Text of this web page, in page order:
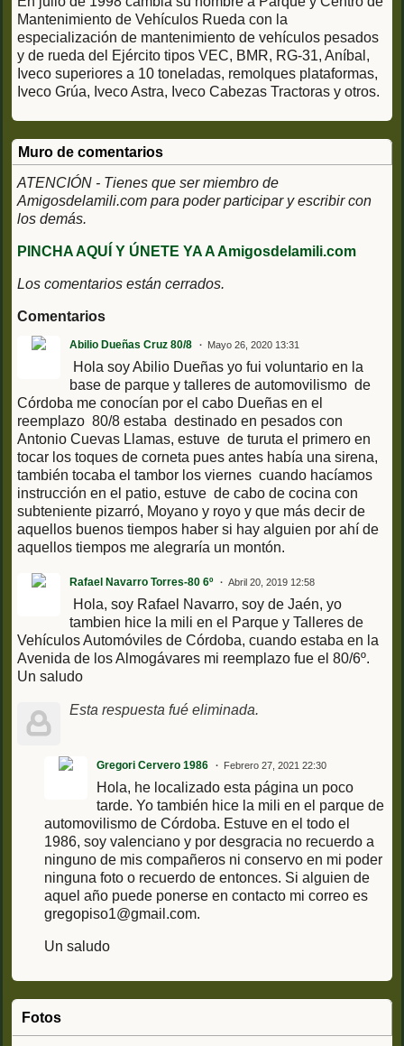
Mantenimiento de Vehículos Rueda con la
especialización de mantenimiento de vehículos pesados
y de rueda del Ejército tipos VEC, BMR, RG-31, Aníbal,
Iveco superiores a 10 toneladas, remolques plataformas,
Iveco Grúa, Iveco Astra, Iveco Cabezas Tractoras y otros.
Muro de comentarios
ATENCIÓN - Tienes que ser miembro de
Amigosdelamili.com para poder participar y escribir con
los demás.
PINCHA AQUÍ Y ÚNETE YA A Amigosdelamili.com
Los comentarios están cerrados.
Comentarios
Abilio Dueñas Cruz 80/8 Mayo 26, 2020 13:31
Hola soy Abilio Dueñas yo fui voluntario en la
base de parque y talleres de automovilismo de
Córdoba me conocían por el cabo Dueñas en el
reemplazo 80/8 estaba destinado en pesados con
Antonio Cuevas Llamas, estuve de turuta el primero en
tocar los toques de corneta pues antes había una sirena,
también tocaba el tambor los viernes cuando hacíamos
instrucción en el patio, estuve de cabo de cocina con
subteniente pizarró, Moyano y royo y que más decir de
aquellos buenos tiempos haber si hay alguien por ahí de
aquellos tiempos me alegraría un montón.
Rafael Navarro Torres-80 6º Abril 20, 2019 12:58
Hola, soy Rafael Navarro, soy de Jaén, yo
tambien hice la mili en el Parque y Talleres de
Vehículos Automóviles de Córdoba, cuando estaba en la
Avenida de los Almogávares mi reemplazo fue el 80/6º.
Un saludo
Esta respuesta fué eliminada.
Gregori Cervero 1986 Febrero 27, 2021 22:30
Hola, he localizado esta página un poco
tarde. Yo también hice la mili en el parque de
automovilismo de Córdoba. Estuve en el todo el
1986, soy valenciano y por desgracia no recuerdo a
ninguno de mis compañeros ni conservo en mi poder
ninguna foto o recuerdo de entonces. Si alguien de
aquel año puede ponerse en contacto mi correo es
gregopiso1@gmail.com.
Un saludo
Fotos